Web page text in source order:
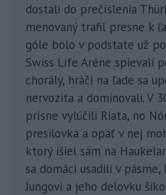
dostali do prečíslenia
menovaný trafil presne k
góle bolo v podstate už po
Swiss Life Aréne spievali
chorály, hráči na ľade sa
nervozita a dominovali. V
prísne vylúčili Riata, no
presilovka a opäť v nej
ktorý išiel sám na
sa domáci usadili v
Jungovi a jeho delovku